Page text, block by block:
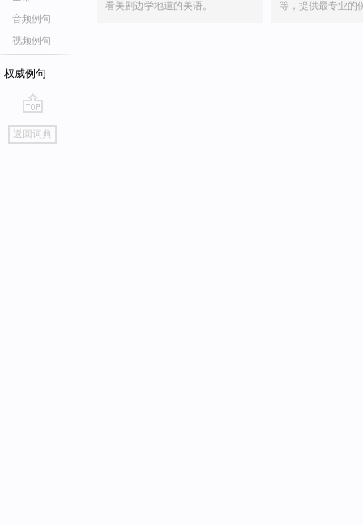
音频例句
视频例句
权威例句
go
top
返回词典
看美剧边学地道的美语。
等，提供最专业的